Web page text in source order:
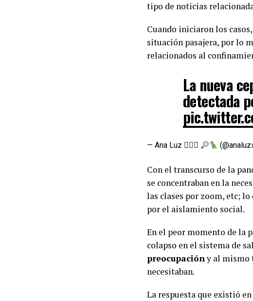
tipo de noticias
Cuando iniciaron los
situación pasajera, por lo
relacionados al
La nueva
detectada
— Ana Luz △⃒⃘
Con el transcurso de la
se concentraban en la
las clases por zoom, etc;
por el aislamiento social.
En el peor momento de la
colapso en el sistema de
preocupacióny al mismo
necesitaban.
La respuesta que existió